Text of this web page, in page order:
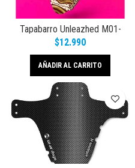
Tapabarro Unleazhed M01-
Crazy Jack
$12.990
AÑADIR AL CARRITO